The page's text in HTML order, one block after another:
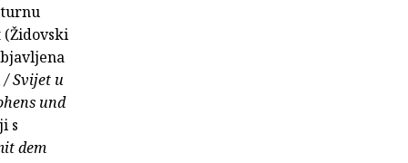
(Židovski
/ Svijet u
und
s
dem